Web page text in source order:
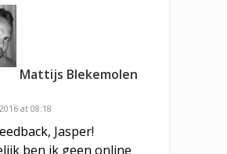
Mattijs Blekemolen
at 08:18
Jasper!
ben ik geen online